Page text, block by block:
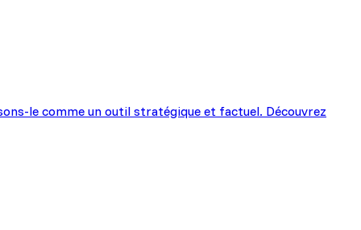
le comme un outil stratégique et factuel. Découvrez